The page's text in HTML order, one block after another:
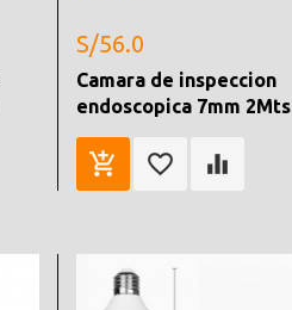
S/56.0
Camara de inspeccion
endoscopica 7mm 2Mts